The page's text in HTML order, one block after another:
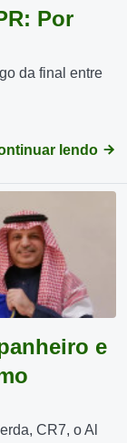
Por
da final entre
lendo
e
CR7, o Al